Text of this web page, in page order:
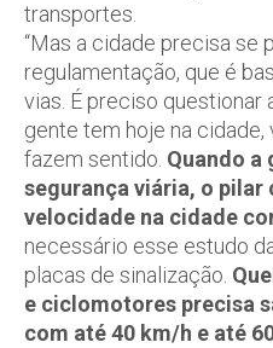
transportes.
“Mas a cidade precisa se
regulamentação, que é
vias. É preciso questionar
gente tem hoje na
fazem sentido. Quando a
segurança viária, o pilar
velocidade na cidade
necessário esse estudo
placas de sinalização.
e ciclomotores precisa
com até 40 km/h e até